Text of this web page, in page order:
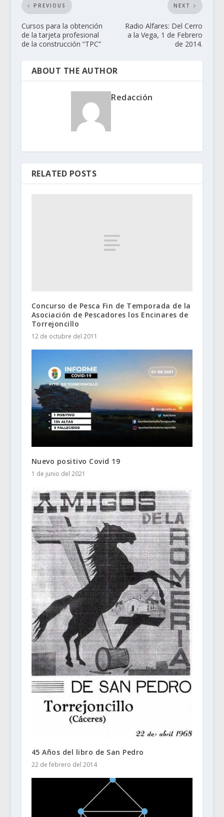
PREVIOUS
Cursos para la obtención
de la tarjeta profesional
de la construcción “TPC”
NEXT
Radio Alfares: Del Cerro
a la Vega, 1 de Febrero
de 2014.
ABOUT THE AUTHOR
Redacción
RELATED POSTS
Concurso de Pesca Fin de Temporada de la
Asociación de Pescadores los Encinares de
Torrejoncillo
12 de octubre del 2011
Nuevo positivo Covid 19
1 de junio del 2021
45 Años del libro de San Pedro
22 de febrero del 2014